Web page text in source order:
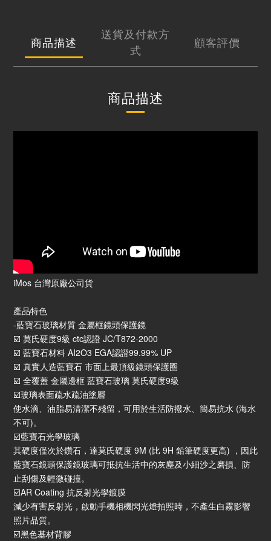
商品描述
送貨及付款方
式
顧客評價
商品描述
iMos 台灣原廠公司貨
產品特色
-藍寶石玻璃材質 金屬框鏡頭保護鏡
☑️ 莫氏硬度9級 ctc認證 JC/T872-2000
☑️ 藍寶石材料 AI2O3 EGA認證99.99% UP
☑️ 真實人造藍寶石 市面上最頂級鏡頭保護圈
☑️ 全覆蓋 金屬邊框 藍寶石玻璃 莫氏硬度9級
☑️玻璃表面疏水疏油塗層
使水滴、油脂易清潔不殘留，可用於生活防撥水、簡易抗水 (海水
不可)。
☑️藍寶石光學玻璃
其硬度僅次於鑽石，達莫氏硬度 9M (比 9H 鉛筆硬度更高) ，因此
藍寶石鏡頭保護鏡玻璃可抵抗生活中的灰塵及小細沙之磨損、防
止刮傷及輕微碰撞。
☑️AR Coating 抗反射光學鍍膜
減少有害反射光，啟動手機相機閃光燈拍照時，不產生白霧影響
照片品質。
☑️黑色基材背膠